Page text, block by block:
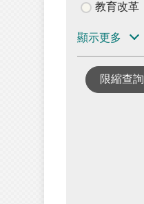
教育改革
顯示更多
限縮查詢